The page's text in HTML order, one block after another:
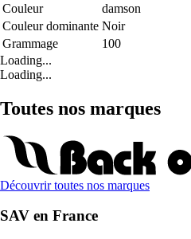
Couleur
damson
Couleur dominante Noir
Grammage
100
Loading...
Loading...
Toutes nos marques
Découvrir toutes nos marques
SAV en France